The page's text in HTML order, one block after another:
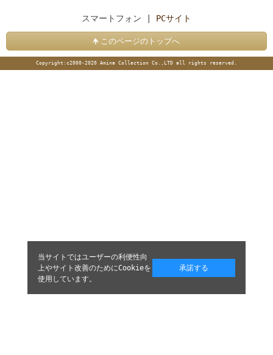
スマートフォン | PCサイト
このページのトップへ
Copyright:c2000-2020 Amina Collection Co.,LTD all rights reserved.
当サイトではユーザーの利便性向
上やサイト改善のためにCookieを
使用しています。
承諾する